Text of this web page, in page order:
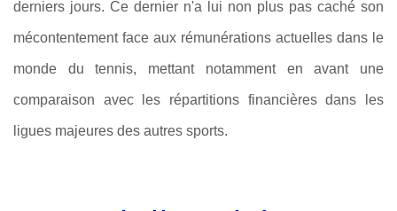
derniers jours. Ce dernier n'a lui non plus pas caché son
mécontentement face aux rémunérations actuelles dans le
monde du tennis, mettant notamment en avant une
comparaison avec les répartitions financières dans les
ligues majeures des autres sports.